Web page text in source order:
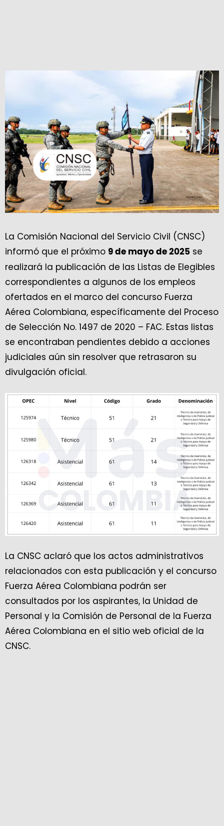
La Comisión Nacional del Servicio Civil (CNSC)
informó que el próximo 9 de mayo de 2025 se
realizará la publicación de las Listas de Elegibles
correspondientes a algunos de los empleos
ofertados en el marco del concurso Fuerza
Aérea Colombiana, específicamente del Proceso
de Selección No. 1497 de 2020 – FAC. Estas listas
se encontraban pendientes debido a acciones
judiciales aún sin resolver que retrasaron su
divulgación oficial.
La CNSC aclaró que los actos administrativos
relacionados con esta publicación y el concurso
Fuerza Aérea Colombiana podrán ser
consultados por los aspirantes, la Unidad de
Personal y la Comisión de Personal de la Fuerza
Aérea Colombiana en el sitio web oficial de la
CNSC.